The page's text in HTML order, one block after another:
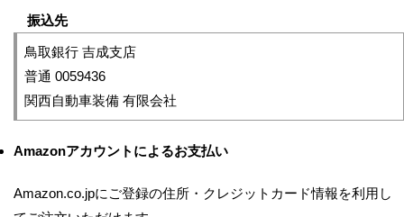
振込先
鳥取銀行 吉成支店
普通 0059436
関西自動車装備 有限会社
Amazonアカウントによるお支払い
Amazon.co.jpにご登録の住所・クレジットカード情報を利用し